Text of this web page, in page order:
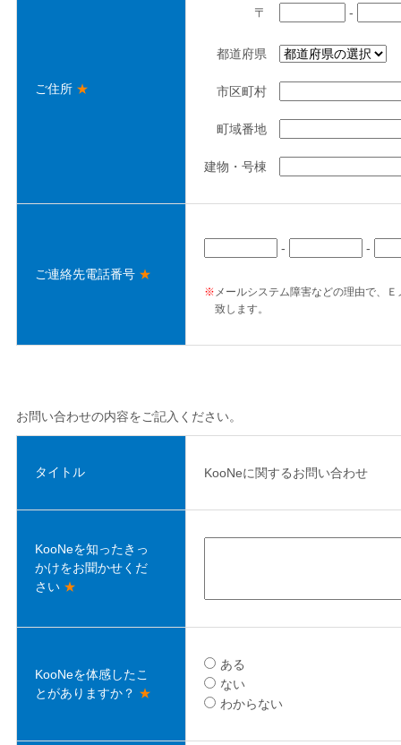
ご住所 ★
〒 -
都道府県
市区町村
町域番地
建物・号棟
ご連絡先電話番号 ★
- -
※ メールシステム障害などの理由で、
致します。
お問い合わせの内容をご記入ください。
タイトル KooNeに関するお問い合わせ
KooNeを知ったきっ
かけをお聞かせくだ
さい ★
KooNeを体感したこ
とがありますか？ ★
ある
ない
わからない